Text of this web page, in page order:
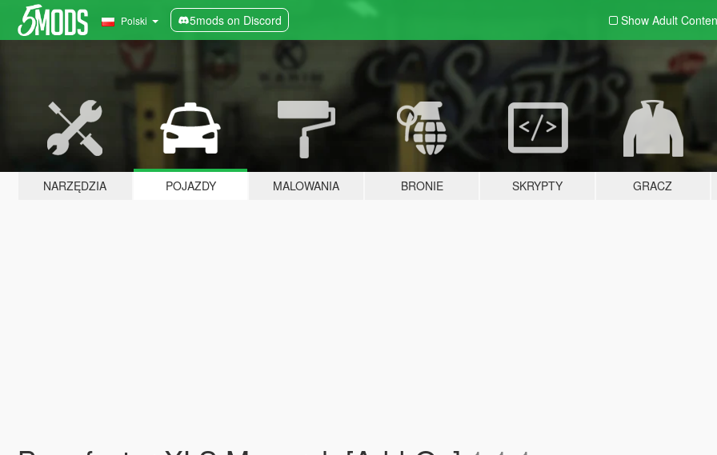
Polski 5mods on Discord Show Adult
NARZĘDZIA POJAZDY MALOWANIA BRONIE SKRYPTY GRACZ